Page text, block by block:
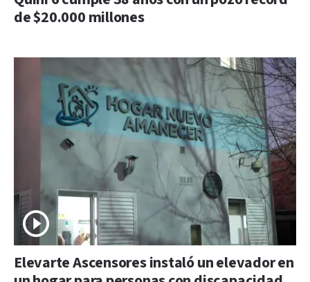
de $20.000 millones
Elevarte Ascensores instaló un elevador en